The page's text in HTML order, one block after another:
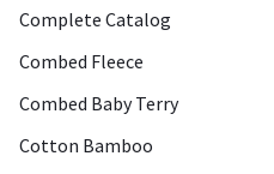
Complete Catalog
Combed Fleece
Combed Baby Terry
Cotton Bamboo